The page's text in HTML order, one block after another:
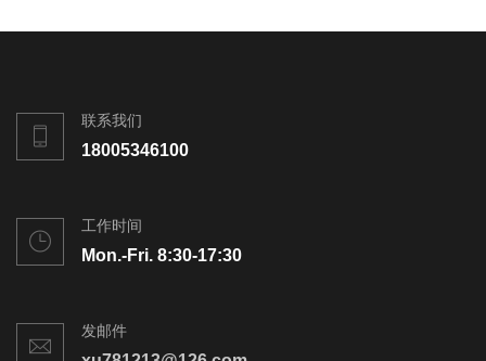
联系我们
18005346100
工作时间
Mon.-Fri. 8:30-17:30
发邮件